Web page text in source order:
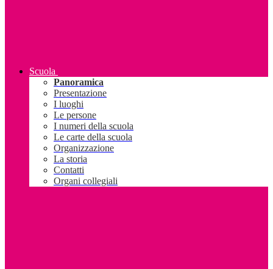
Scuola
Panoramica
Presentazione
I luoghi
Le persone
I numeri della scuola
Le carte della scuola
Organizzazione
La storia
Contatti
Organi collegiali